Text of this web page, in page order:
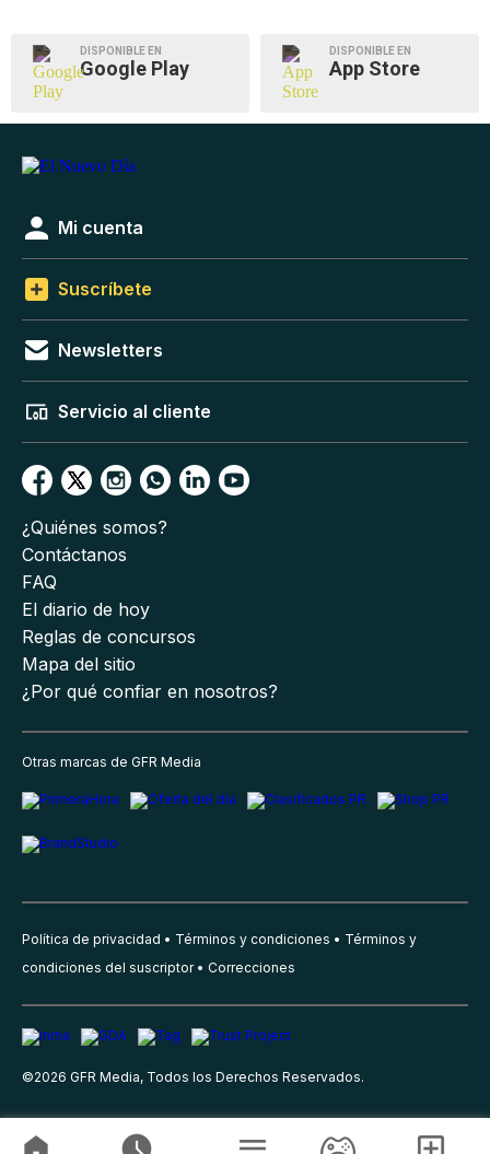
DISPONIBLE EN
Google Play
DISPONIBLE EN
App Store
Mi cuenta
Suscríbete
Newsletters
Servicio al cliente
¿Quiénes somos?
Contáctanos
FAQ
El diario de hoy
Reglas de concursos
Mapa del sitio
¿Por qué confiar en nosotros?
Otras marcas de GFR Media
Política de privacidad Términos y condiciones
Términos y
condiciones del suscriptor
Correcciones
©2026 GFR Media, Todos los Derechos Reservados.